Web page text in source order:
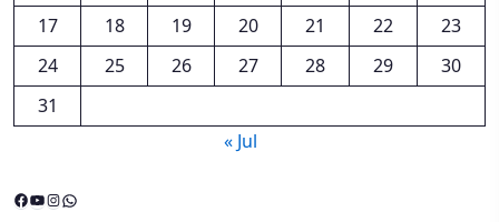
17
18 19 20 21 22
23
24
25 26 27 28 29
30
31
« Jul
Facebook
YouTube
Instagram
WhatsApp